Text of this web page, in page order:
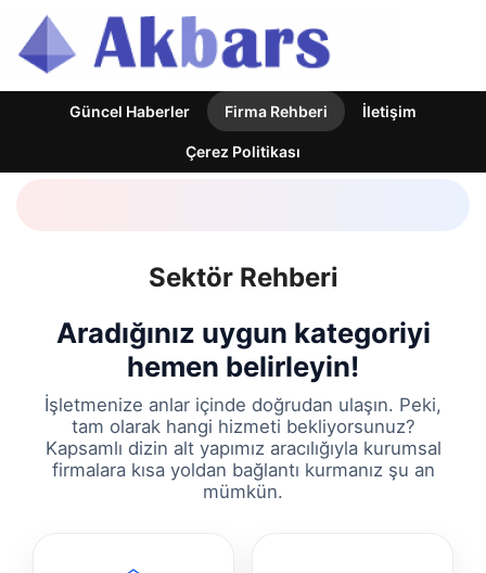
Güncel Haberler Firma Rehberi İletişim
Çerez Politikası
Sektör Rehberi
Aradığınız uygun kategoriyi
hemen belirleyin!
İşletmenize anlar içinde doğrudan ulaşın. Peki,
tam olarak hangi hizmeti bekliyorsunuz?
Kapsamlı dizin alt yapımız aracılığıyla kurumsal
firmalara kısa yoldan bağlantı kurmanız şu an
mümkün.